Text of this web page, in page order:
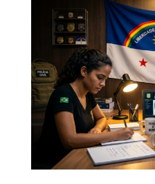
DE
PIMENTA
PARA
MULHERES